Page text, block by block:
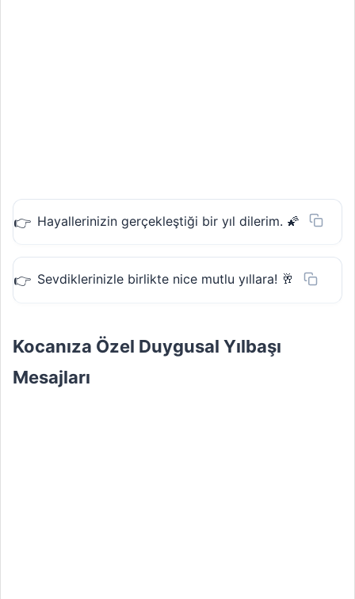
Hayallerinizin gerçekleştiği bir yıl dilerim. 🌠
Sevdiklerinizle birlikte nice mutlu yıllara! 🥂
Kocanıza Özel Duygusal Yılbaşı
Mesajları